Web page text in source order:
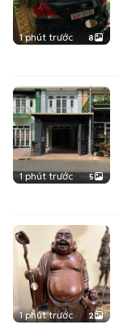
1 phút trước 8
1 phút trước 5
1 phút trước 2